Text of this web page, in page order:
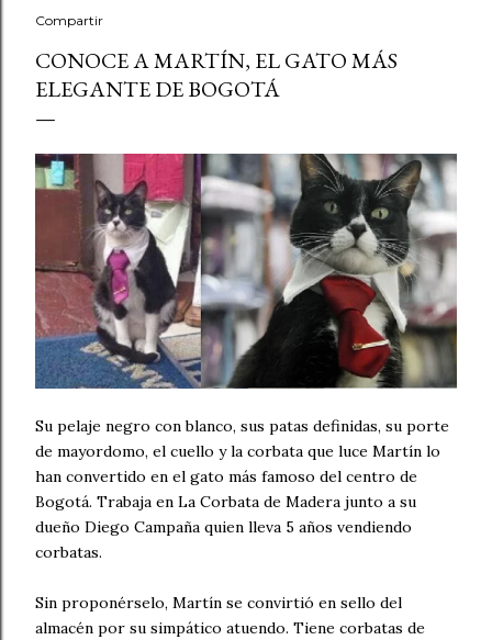
Compartir
CONOCE A MARTÍN, EL GATO MÁS
ELEGANTE DE BOGOTÁ
Su pelaje negro con blanco, sus patas definidas, su porte
de mayordomo, el cuello y la corbata que luce Martín lo
han convertido en el gato más famoso del centro de
Bogotá. Trabaja en La Corbata de Madera junto a su
dueño Diego Campaña quien lleva 5 años vendiendo
corbatas.
Sin proponérselo, Martín se convirtió en sello del
almacén por su simpático atuendo. Tiene corbatas de